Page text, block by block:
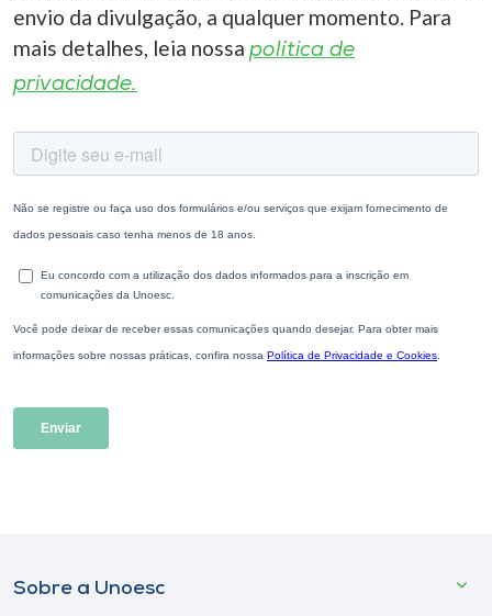
envio da divulgação, a qualquer momento. Para
mais detalhes, leia nossa política de
privacidade.
Sobre a Unoesc